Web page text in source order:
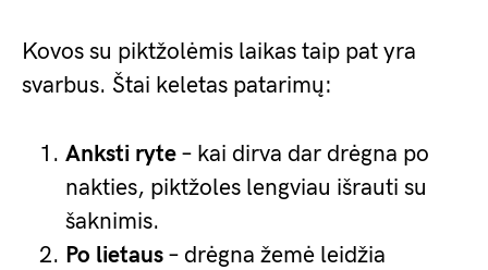
Kovos su piktžolėmis laikas taip pat yra
svarbus. Štai keletas patarimų:
Anksti ryte – kai dirva dar drėgna po
nakties, piktžoles lengviau išrauti su
šaknimis.
Po lietaus – drėgna žemė leidžia